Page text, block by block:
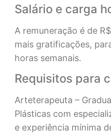
Salário e carga
A remuneração é de
mais gratificações,
horas semanais.
Requisitos para
Arteterapeuta –
Plásticas com
e experiência mínima